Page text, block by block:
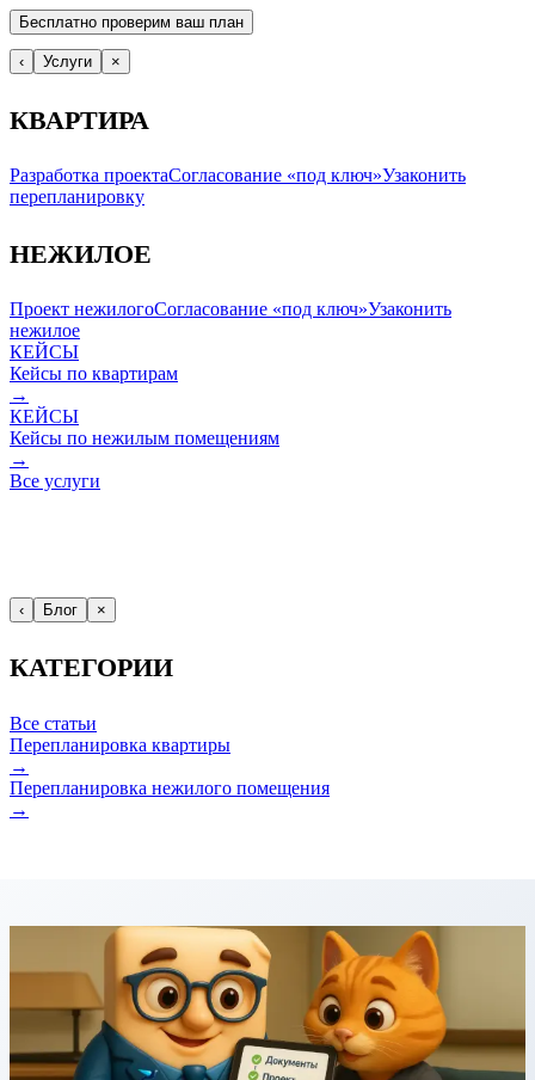
Бесплатно проверим ваш план
‹ Услуги ×
КВАРТИРА
Разработка проектаСогласование «под ключ»Узаконить
перепланировку
НЕЖИЛОЕ
Проект нежилогоСогласование «под ключ»Узаконить
нежилое
КЕЙСЫ
Кейсы по квартирам
→
КЕЙСЫ
Кейсы по нежилым помещениям
→
Все услуги
‹ Блог ×
КАТЕГОРИИ
Все статьи
Перепланировка квартиры
→
Перепланировка нежилого помещения
→